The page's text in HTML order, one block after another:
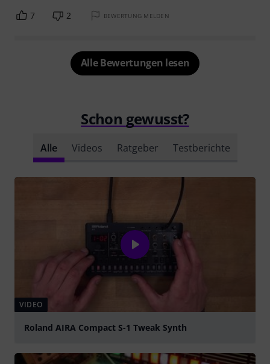
7 2 BEWERTUNG MELDEN
Alle Bewertungen lesen
Schon gewusst?
Alle Videos Ratgeber Testberichte
VIDEO
Roland AIRA Compact S-1 Tweak Synth